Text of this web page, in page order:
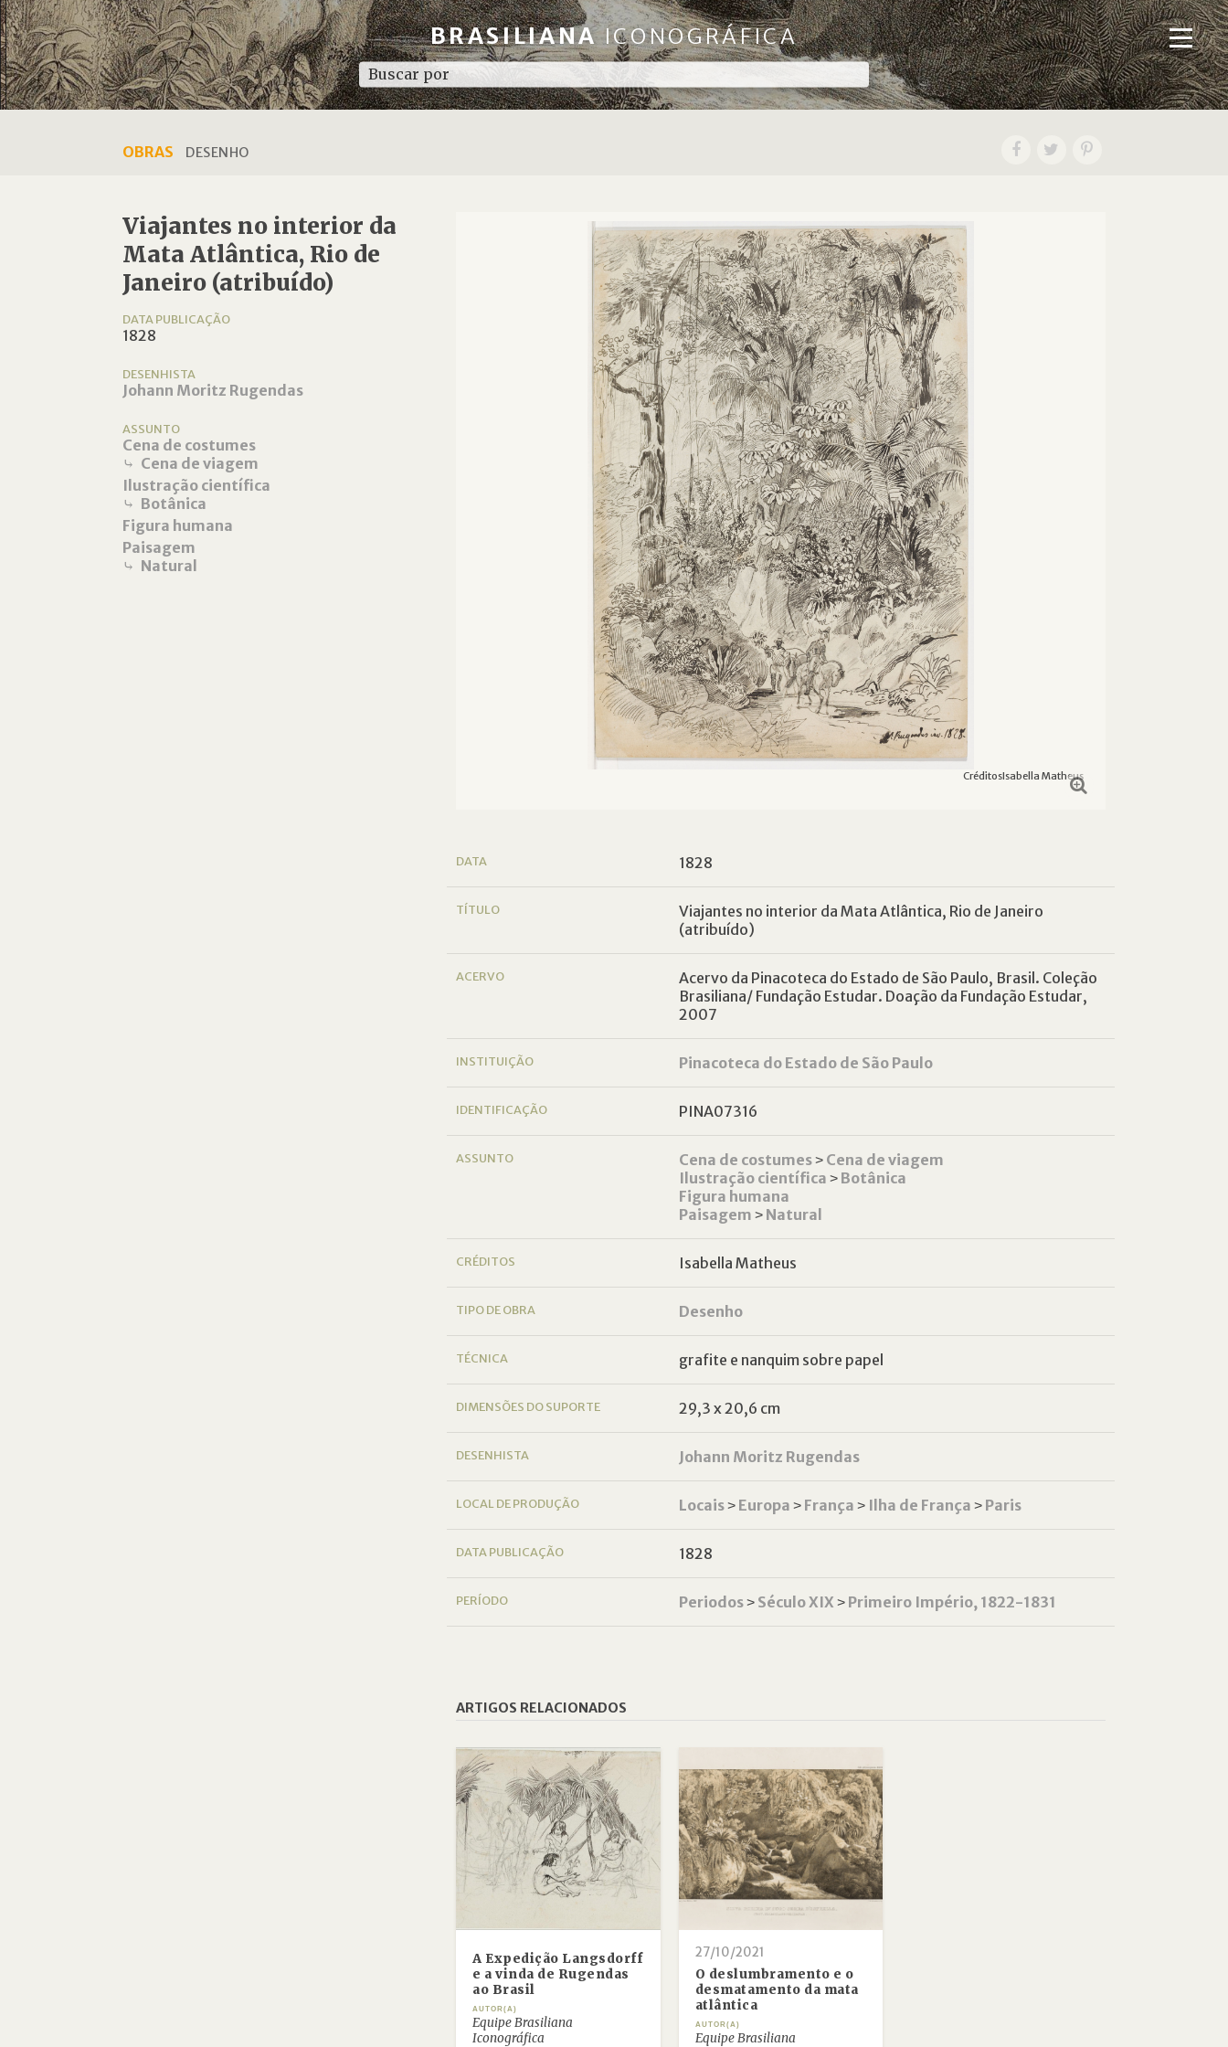
BRASILIANAICONOGRÁFICA
OBRAS DESENHO
Viajantes no interior da
Mata Atlântica, Rio de
Janeiro (atribuído)
DATA PUBLICAÇÃO
1828
DESENHISTA
Johann Moritz Rugendas
ASSUNTO
Cena de costumes
⤷ Cena de viagem
Ilustração científica
⤷ Botânica
Figura humana
Paisagem
⤷ Natural
CréditosIsabella Matheus
DATA 1828
TÍTULO
Viajantes no interior da Mata Atlântica, Rio de Janeiro
(atribuído)
ACERVO
Acervo da Pinacoteca do Estado de São Paulo, Brasil. Coleção
Brasiliana/ Fundação Estudar. Doação da Fundação Estudar,
2007
INSTITUIÇÃO Pinacoteca do Estado de São Paulo
IDENTIFICAÇÃO PINA07316
ASSUNTO Cena de costumes˃ Cena de viagem
Ilustração científica ˃ Botânica
Figura humana
Paisagem ˃ Natural
CRÉDITOS Isabella Matheus
TIPO DE OBRA Desenho
TÉCNICA grafite e nanquim sobre papel
DIMENSÕES DO SUPORTE 29,3 x 20,6 cm
DESENHISTA Johann Moritz Rugendas
LOCAL DE PRODUÇÃO Locais˃ Europa ˃ França ˃ Ilha de França ˃ Paris
DATA PUBLICAÇÃO 1828
PERÍODO Periodos˃ Século XIX ˃ Primeiro Império, 1822-1831
ARTIGOS RELACIONADOS
A Expedição Langsdorff
e a vinda de Rugendas
ao Brasil
AUTOR(A)
Equipe Brasiliana
Iconográfica
27/10/2021
O deslumbramento e o
desmatamento da mata
atlântica
AUTOR(A)
Equipe Brasiliana